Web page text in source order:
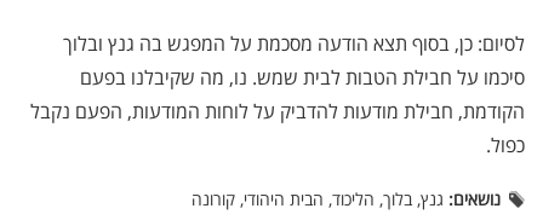
לסיום: כן, בסוף תצא הודעה מסכמת על המפגש בה גנץ ובלוך
סיכמו על חבילת הטבות לבית שמש. נו, מה שקיבלנו בפעם
הקודמת, חבילת מודעות להדביק על לוחות המודעות, הפעם נקבל
כפול.
נושאים: גנץ, בלוך, הליכוד, הבית היהודי, קורונה